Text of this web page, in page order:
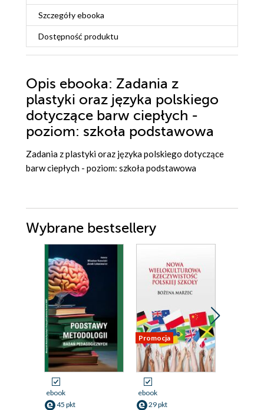
Szczegółyebooka
Dostępność produktu
Opis ebooka: Zadania z
plastyki oraz języka polskiego
dotyczące barw ciepłych -
poziom: szkoła podstawowa
Zadania z plastyki oraz języka polskiego dotyczące
barw ciepłych - poziom: szkoła podstawowa
Wybrane bestsellery
ebook
45 pkt
Promocja
ebook
29 pkt